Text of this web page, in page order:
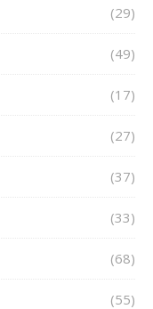
(29)
(49)
(17)
(27)
(37)
(33)
(68)
(55)